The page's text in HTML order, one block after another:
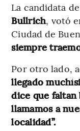
La candidata
Bullrich, votó
Ciudad de
siempre
Por otro lado,
llegado
dice que faltan
llamamos a
localidad”.